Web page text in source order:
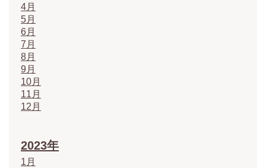
4月
5月
6月
7月
8月
9月
10月
11月
12月
2023年
1月